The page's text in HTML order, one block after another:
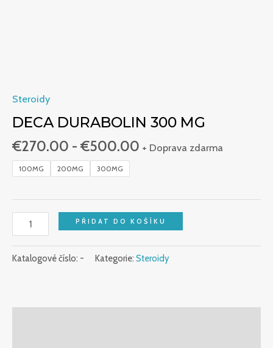
Steroidy
DECA DURABOLIN 300 MG
€270.00 - €500.00 + Doprava zdarma
100MG 200MG 300MG
PŘIDAT DO KOŠÍKU
Katalogové číslo: - Kategorie: Steroidy